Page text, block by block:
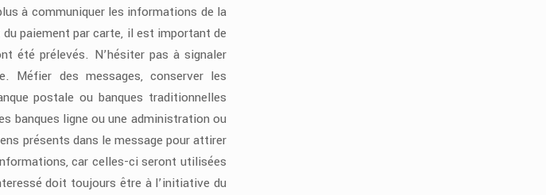
à communiquer les informations de la
paiement par carte, il est important de
été prélevés. N’hésiter pas à signaler
Méfier des messages, conserver les
postale ou banques traditionnelles
banques ligne ou une administration ou
présents dans le message pour attirer
car celles-ci seront utilisées
doit toujours être à l’initiative du